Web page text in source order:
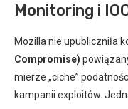
Monitoring i
Mozilla nie upubliczniła
Compromise)
mierze „ciche”
kampanii exploitów.